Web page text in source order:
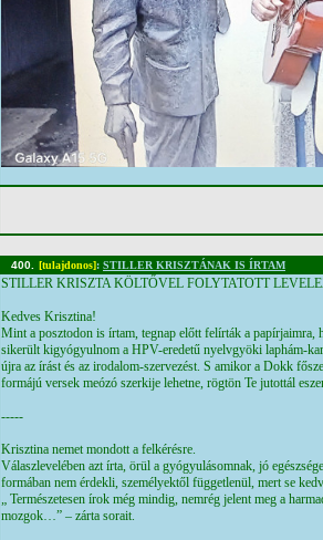
400. [tulajdonos]: STILLER KRISZTÁNAK IS ÍRTAM
STILLER KRISZTA KÖLTŐVEL FOLYTATOTT
Kedves Krisztina!
Mint a posztodon is írtam, tegnap előtt felírták a
sikerült kigyógyulnom a HPV-eredetű nyelvgyöki laphám-
újra az írást és az irodalom-szervezést. S amikor a Dokk
formájú versek meózó szerkije lehetne, rögtön Te jutottál
-----
Krisztina nemet mondott a felkérésre.
Válaszlevelében azt írta, örül a gyógyulásomnak, jó
formában nem érdekli, személyektől függetlenül, mert se
„ Természetesen írok még mindig, nemrég jelent meg a
mozgok…” – zárta sorait.